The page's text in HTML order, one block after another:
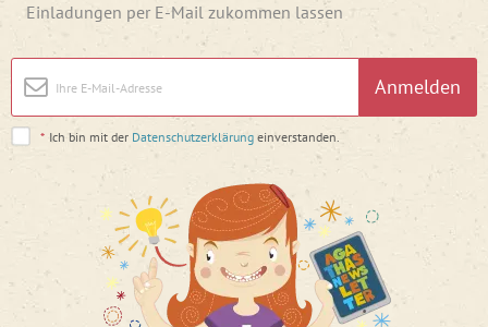
Einladungen per E-Mail zukommen lassen
Anmelden
* Ich bin mit der Datenschutzerklärung einverstanden.